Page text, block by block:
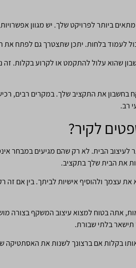
ביותר לפרויקט שלך. יש מגוון
לעמוד בלחות. יתכן שתצטרך גם לפתח את
שהוא עלול להתקמט או לקרוע בקלות.
בחשבון את התקציב שלך. במקרים רבים,
רב.
לקיר?
לעיצוב הבית. לא רק שהם מגיעים במבחר
את הבית שלך בתקציב.
את עצמך ולהוסיף אישיות לביתך. בין אם
אתה בטוח למצוא עיצוב המשקף בצורה
בלתי שבורת.
בקלות אם ברצונך לשנות את